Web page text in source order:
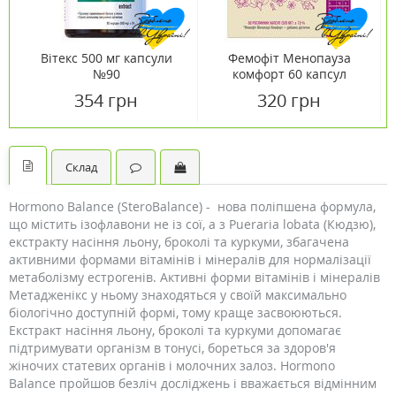
Вітекс 500 мг капсули
№90
354 грн
Фемофіт Менопауза
комфорт 60 капсул
320 грн
Склад
Hormono Balance (SteroBalance) - нова поліпшена формула,
що містить ізофлавони не із сої, а з Pueraria lobata (Кюдзю),
екстракту насіння льону, броколі та куркуми, збагачена
активними формами вітамінів і мінералів для нормалізації
метаболізму естрогенів. Активні форми вітамінів і мінералів
Метадженікс у ньому знаходяться у своїй максимально
біологічно доступній формі, тому краще засвоюються.
Екстракт насіння льону, броколі та куркуми допомагає
підтримувати організм в тонусі, бореться за здоров'я
жіночих статевих органів і молочних залоз. Hormono
Balance пройшов безліч досліджень і вважається відмінним